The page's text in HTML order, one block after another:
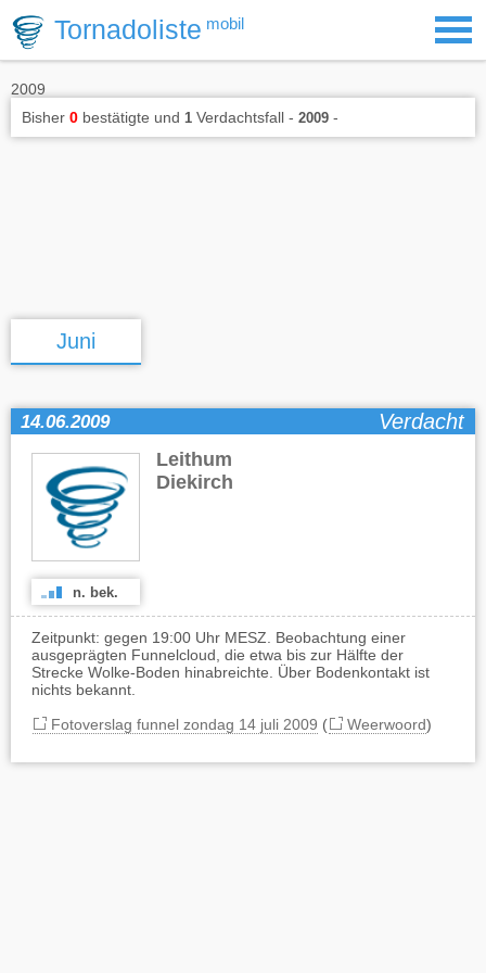
Tornadoliste mobil
2009
Bisher 0 bestätigte und 1 Verdachtsfall - 2009 -
Juni
14.06.2009 Verdacht
Leithum
Diekirch
n. bek.
Zeitpunkt: gegen 19:00 Uhr MESZ. Beobachtung einer
ausgeprägten Funnelcloud, die etwa bis zur Hälfte der
Strecke Wolke-Boden hinabreichte. Über Bodenkontakt ist
nichts bekannt.
Fotoverslag funnel zondag 14 juli 2009 ( Weerwoord)